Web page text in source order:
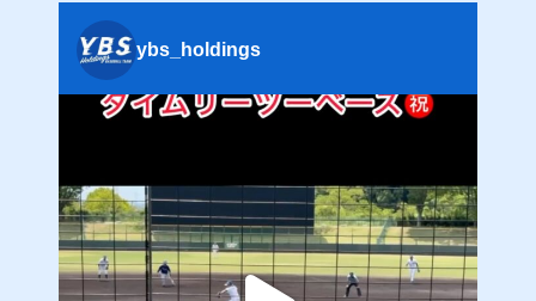
ybs_holdings